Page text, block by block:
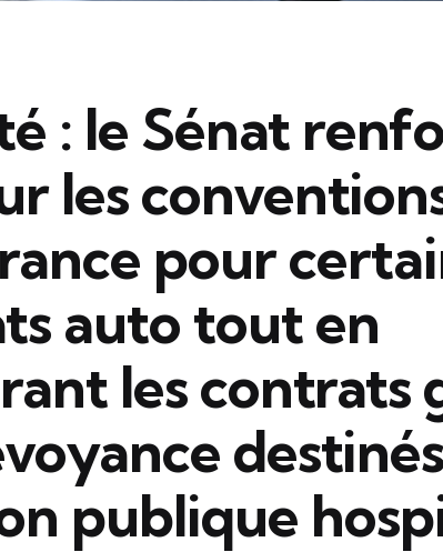
: le Sénat
les
pour
auto tout en
les contrats
publique